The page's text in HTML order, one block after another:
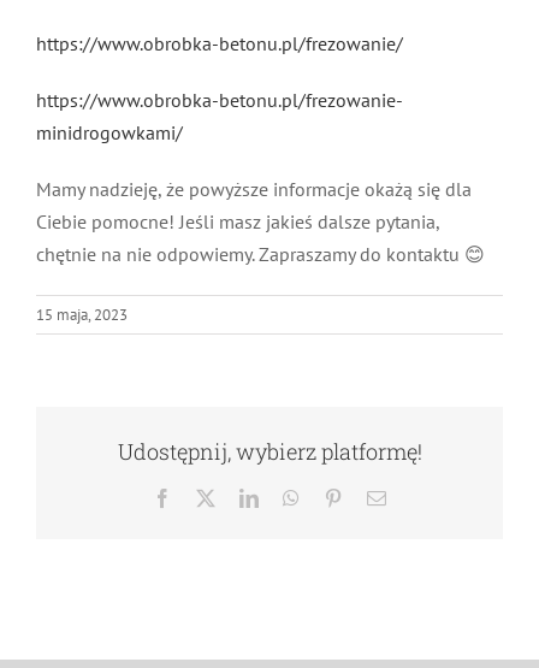
https://www.obrobka-betonu.pl/frezowanie/
https://www.obrobka-betonu.pl/frezowanie-
minidrogowkami/
Mamy nadzieję, że powyższe informacje okażą się dla
Ciebie pomocne! Jeśli masz jakieś dalsze pytania,
chętnie na nie odpowiemy. Zapraszamy do kontaktu 😊
15 maja, 2023
Udostępnij, wybierz platformę!
Facebook LinkedInWhatsApp
PinterestEmail